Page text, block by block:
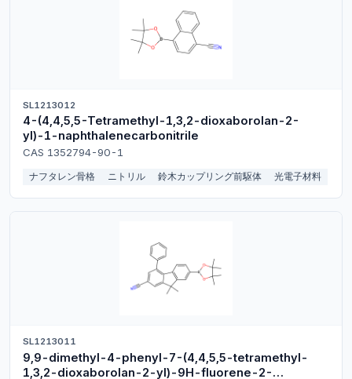
SL1213012
4-(4,4,5,5-Tetramethyl-1,3,2-dioxaborolan-2-
yl)-1-naphthalenecarbonitrile
CAS 1352794-90-1
ナフタレン骨格 ニトリル 鈴木カップリング前駆体 光電子材料
SL1213011
9,9-dimethyl-4-phenyl-7-(4,4,5,5-tetramethyl-
1,3,2-dioxaborolan-2-yl)-9H-fluorene-2-